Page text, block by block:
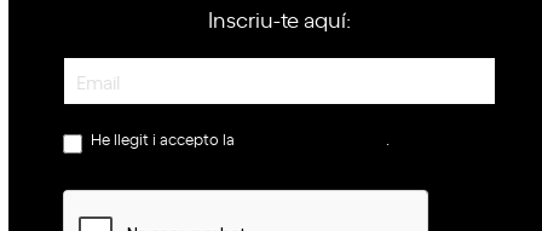
Inscriu-te aquí:
Newsletter
He llegit i accepto la